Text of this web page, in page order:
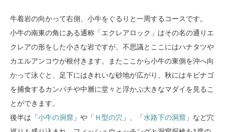
牛着岩の向かって右側、小牛をぐるりと一周するコースです。
小牛の南東の角にある通称「エクレアロック」はその名の通りエ
クレアの形をした小さな岩ですが、不思議とここにはハナタツや
カエルアンコウが根付きます。またここから小牛の東側を沖へ向
かって泳ぐと、足下にはきれいな砂地が広がり、秋にはキビナゴ
を捕食するカンパチや中層に堂々と浮かぶ大きなマダイを見るこ
とができます。
後半は「小牛の洞窟 」や「 Ｈ型の穴 」、「水路下の洞窟 」など穴